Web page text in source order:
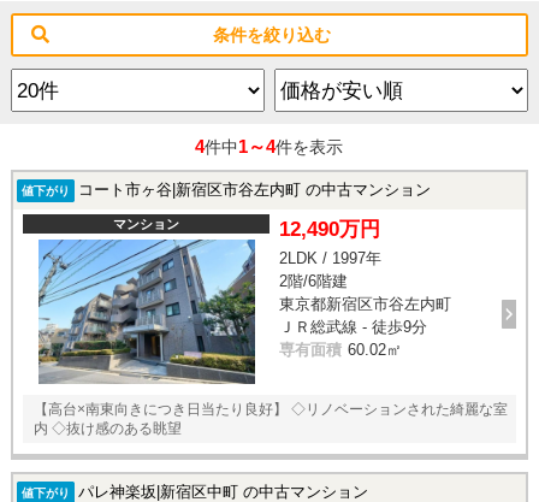
買いたい
売りたい
6つの強み
スタッフ紹介
条件を絞り込む
4件中1～4件を表示
値下がり コート市ヶ谷|新宿区市谷左内町 の中古マンション
マンション 12,490万円
2LDK / 1997年
2階/6階建
東京都新宿区市谷左内町
ＪＲ総武線 - 徒歩9分
専有面積 60.02㎡
【高台×南東向きにつき日当たり良好】 ◇リノベーションされた綺麗な室
内 ◇抜け感のある眺望
値下がり パレ神楽坂|新宿区中町 の中古マンション